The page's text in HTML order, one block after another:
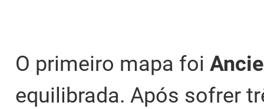
O primeiro mapa foi
equilibrada. Após sofrer